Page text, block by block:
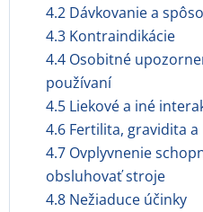
4.2 Dávkovanie a
4.3 Kontraindikácie
4.4 Osobitné
používaní
4.5 Liekové a iné
4.6 Fertilita, gravidita a
4.7 Ovplyvnenie
obsluhovať stroje
4.8 Nežiaduce účinky